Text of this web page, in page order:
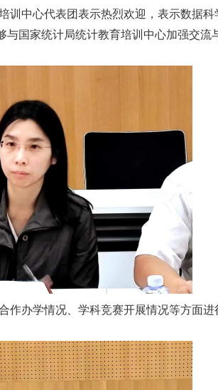
训中心代表团表示热烈欢迎，表示数据科
与国家统计局统计教育培训中心加强交流
作办学情况、学科竞赛开展情况等方面进